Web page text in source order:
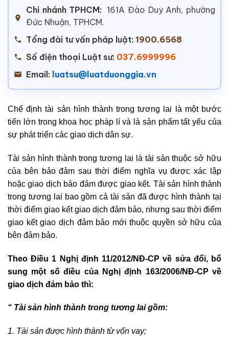
Chi nhánh TPHCM: 161A Đào Duy Anh, phường
Đức Nhuận, TPHCM.
Tổng đài tư vấn pháp luật: 1900.6568
Số điện thoại Luật sư: 037.6999996
Email: luatsu@luatduonggia.vn
Chế định tài sản hình thành trong tương lai là một bước
tiến lớn trong khoa học pháp lí và là sản phẩm tất yếu của
sự phát triển các giao dịch dân sự.
Tài sản hình thành trong tương lai là tài sản thuộc sở hữu
của bên bảo đảm sau thời điểm nghĩa vụ được xác lập
hoặc giao dịch bảo đảm được giao kết. Tài sản hình thành
trong tương lai bao gồm cả tài sản đã được hình thành tại
thời điểm giao kết giao dịch đảm bảo, nhưng sau thời điểm
giao kết giao dịch đảm bảo mới thuộc quyền sở hữu của
bên đảm bảo.
Theo Điều 1 Nghị định 11/2012/NĐ-CP về sửa đổi, bổ
sung một số điều của Nghị định 163/2006/NĐ-CP về
giao dịch đảm bảo thì:
“ Tài sản hình thành trong tương lai gồm:
1. Tài sản được hình thành từ vốn vay;